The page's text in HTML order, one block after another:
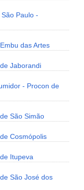
Paulo -
das Artes
Jaborandi
- Procon de
São Simão
Cosmópolis
Itupeva
São José dos